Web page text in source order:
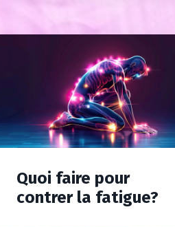
Quoi faire pour
contrer la fatigue?